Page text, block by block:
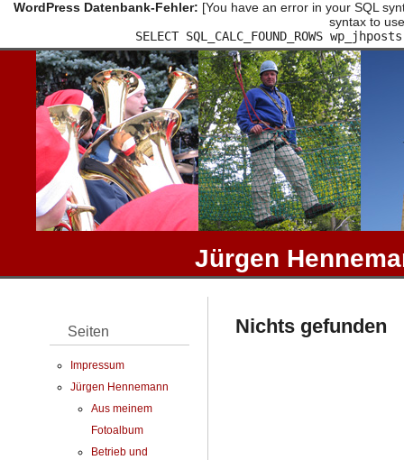
WordPress Datenbank-Fehler: [You have an error in your SQL
syntax to
SELECT SQL_CALC_FOUND_ROWS
Jürgen
Seiten
Impressum
Jürgen Hennemann
Aus meinem
Fotoalbum
Betrieb und
Nichts gefunden